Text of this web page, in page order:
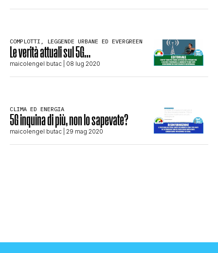
SALUTE E MEDICINA
STORIA E CITAZIONI
COMPLOTTI, LEGGENDE URBANE ED
COMPLOTTI, LEGGENDE URBANE ED EVERGREEN
Le verità attuali sul 5G…
maicolengel butac | 08 lug 2020
CLIMA ED ENERGIA
5G inquina di più, non lo sapevate?
maicolengel butac | 29 mag 2020